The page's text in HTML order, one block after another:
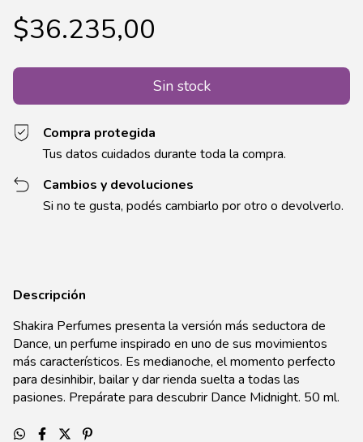
$36.235,00
Compra protegida
Tus datos cuidados durante toda la compra.
Cambios y devoluciones
Si no te gusta, podés cambiarlo por otro o devolverlo.
Descripción
Shakira Perfumes presenta la versión más seductora de
Dance, un perfume inspirado en uno de sus movimientos
más característicos. Es medianoche, el momento perfecto
para desinhibir, bailar y dar rienda suelta a todas las
pasiones. Prepárate para descubrir Dance Midnight. 50 ml.